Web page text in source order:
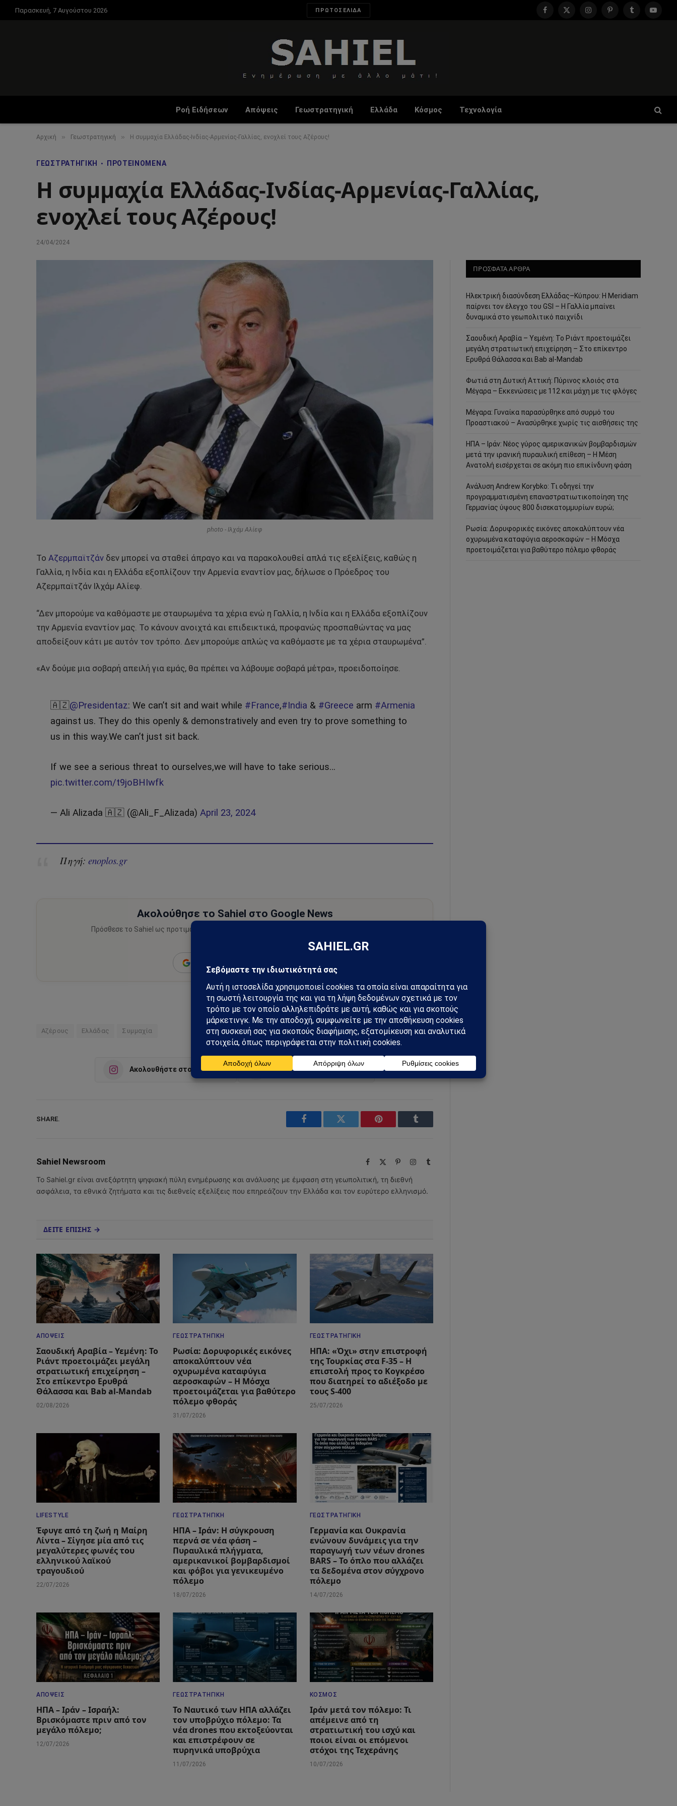
Παρασκευή, 7 Αυγούστου 2026 ΠΡΩΤΟΣΕΛΙΔΑ
Facebook
X
InstagramPinterestTumblr
Ροή Ειδήσεων Απόψεις Γεωστρατηγική Ελλάδα Κόσμος Τεχνολογία
Αρχική » Γεωστρατηγική » Η συμμαχία Ελλάδας-Ινδίας-Αρμενίας-Γαλλίας, ενοχλεί τους Αζέρους!
ΓΕΩΣΤΡΑΤΗΓΙΚΉ ΠΡΟΤΕΙΝΌΜΕΝΑ
Η συμμαχία Ελλάδας-Ινδίας-Αρμενίας-Γαλλίας,
ενοχλεί τους Αζέρους!
24/04/2024
photo - Ιλχάμ Αλίεφ
Το Αζερμπαϊτζάν δεν μπορεί να σταθεί άπραγο και να παρακολουθεί απλά τις εξελίξεις, καθώς η
Γαλλία, η Ινδία και η Ελλάδα εξοπλίζουν την Αρμενία εναντίον μας, δήλωσε ο Πρόεδρος του
Αζερμπαϊτζάν Ιλχάμ Αλίεφ.
“Δεν μπορούμε να καθόμαστε με σταυρωμένα τα χέρια ενώ η Γαλλία, η Ινδία και η Ελλάδα εξοπλίζουν
την Αρμενία εναντίον μας. Το κάνουν ανοιχτά και επιδεικτικά, προφανώς προσπαθώντας να μας
αποδείξουν κάτι με αυτόν τον τρόπο. Δεν μπορούμε απλώς να καθόμαστε με τα χέρια σταυρωμένα”.
«Αν δούμε μια σοβαρή απειλή για εμάς, θα πρέπει να λάβουμε σοβαρά μέτρα», προειδοποίησε.
🇦🇿@Presidentaz: We can’t sit and wait while #France,#India & #Greece arm #Armenia
against us. They do this openly & demonstratively and even try to prove something to
us in this way.We can’t just sit back.
If we see a serious threat to ourselves,we will have to take serious…
pic.twitter.com/t9joBHIwfk
— Ali Alizada 🇦🇿 (@Ali_F_Alizada) April 23, 2024
Πηγή: enoplos.gr
Ακολούθησε το Sahiel στο Google News
Πρόσθεσε το Sahiel ως προτιμώμενη πηγή για να λαμβάνεις πρώτος τις σημαντικότερες
Αζέρους Ελλάδας Συμμαχία
Ακολουθήστε στο Instagram Ακολουθήστε στο YouTube
SHARE.
Facebook Twitter Pinterest Tumblr
Sahiel Newsroom Facebook PinterestInstagram
Tumblr
Το Sahiel.gr είναι ανεξάρτητη ψηφιακή πύλη ενημέρωσης και ανάλυσης με έμφαση στη γεωπολιτική, τη διεθνή
ασφάλεια, τα εθνικά ζητήματα και τις διεθνείς εξελίξεις που επηρεάζουν την Ελλάδα και τον ευρύτερο ελληνισμό.
ΔΕΙΤΕ ΕΠΙΣΗΣ →
ΑΠΌΨΕΙΣ
Σαουδική Αραβία – Υεμένη: Το
Ριάντ προετοιμάζει μεγάλη
στρατιωτική επιχείρηση –
Στο επίκεντρο Ερυθρά
Θάλασσα και Bab al-Mandab
02/08/2026
ΓΕΩΣΤΡΑΤΗΓΙΚΉ
Ρωσία: Δορυφορικές εικόνες
αποκαλύπτουν νέα
οχυρωμένα καταφύγια
αεροσκαφών – Η Μόσχα
προετοιμάζεται για βαθύτερο
πόλεμο φθοράς
31/07/2026
ΓΕΩΣΤΡΑΤΗΓΙΚΉ
ΗΠΑ: «Όχι» στην επιστροφή
της Τουρκίας στα F-35 – Η
επιστολή προς το Κογκρέσο
που διατηρεί το αδιέξοδο με
τους S-400
25/07/2026
LIFESTYLE
Έφυγε από τη ζωή η Μαίρη
Λίντα – Σίγησε μία από τις
μεγαλύτερες φωνές του
ελληνικού λαϊκού
τραγουδιού
22/07/2026
ΓΕΩΣΤΡΑΤΗΓΙΚΉ
ΗΠΑ – Ιράν: Η σύγκρουση
περνά σε νέα φάση –
Πυραυλικά πλήγματα,
αμερικανικοί βομβαρδισμοί
και φόβοι για γενικευμένο
πόλεμο
18/07/2026
ΓΕΩΣΤΡΑΤΗΓΙΚΉ
Γερμανία και Ουκρανία
ενώνουν δυνάμεις για την
παραγωγή των νέων drones
BARS – Το όπλο που αλλάζει
τα δεδομένα στον σύγχρονο
πόλεμο
14/07/2026
ΑΠΌΨΕΙΣ
ΗΠΑ – Ιράν – Ισραήλ:
Βρισκόμαστε πριν από τον
μεγάλο πόλεμο;
12/07/2026
ΓΕΩΣΤΡΑΤΗΓΙΚΉ
Το Ναυτικό των ΗΠΑ αλλάζει
τον υποβρύχιο πόλεμο: Τα
νέα drones που εκτοξεύονται
και επιστρέφουν σε
πυρηνικά υποβρύχια
11/07/2026
ΚΌΣΜΟΣ
Ιράν μετά τον πόλεμο: Τι
απέμεινε από τη
στρατιωτική του ισχύ και
ποιοι είναι οι επόμενοι
στόχοι της Τεχεράνης
10/07/2026
ΠΡΟΣΦΑΤΑ ΑΡΘΡΑ
Ηλεκτρική διασύνδεση Ελλάδας–Κύπρου: Η Meridiam
παίρνει τον έλεγχο του GSI – Η Γαλλία μπαίνει
δυναμικά στο γεωπολιτικό παιχνίδι
Σαουδική Αραβία – Υεμένη: Το Ριάντ προετοιμάζει
μεγάλη στρατιωτική επιχείρηση – Στο επίκεντρο
Ερυθρά Θάλασσα και Bab al-Mandab
Φωτιά στη Δυτική Αττική: Πύρινος κλοιός στα
Μέγαρα – Εκκενώσεις με 112 και μάχη με τις φλόγες
Μέγαρα: Γυναίκα παρασύρθηκε από συρμό του
Προαστιακού – Ανασύρθηκε χωρίς τις αισθήσεις της
ΗΠΑ – Ιράν: Νέος γύρος αμερικανικών βομβαρδισμών
μετά την ιρανική πυραυλική επίθεση – Η Μέση
Ανατολή εισέρχεται σε ακόμη πιο επικίνδυνη φάση
Ανάλυση Andrew Korybko: Τι οδηγεί την
προγραμματισμένη επαναστρατιωτικοποίηση της
Γερμανίας ύψους 800 δισεκατομμυρίων ευρώ;
Ρωσία: Δορυφορικές εικόνες αποκαλύπτουν νέα
οχυρωμένα καταφύγια αεροσκαφών – Η Μόσχα
προετοιμάζεται για βαθύτερο πόλεμο φθοράς